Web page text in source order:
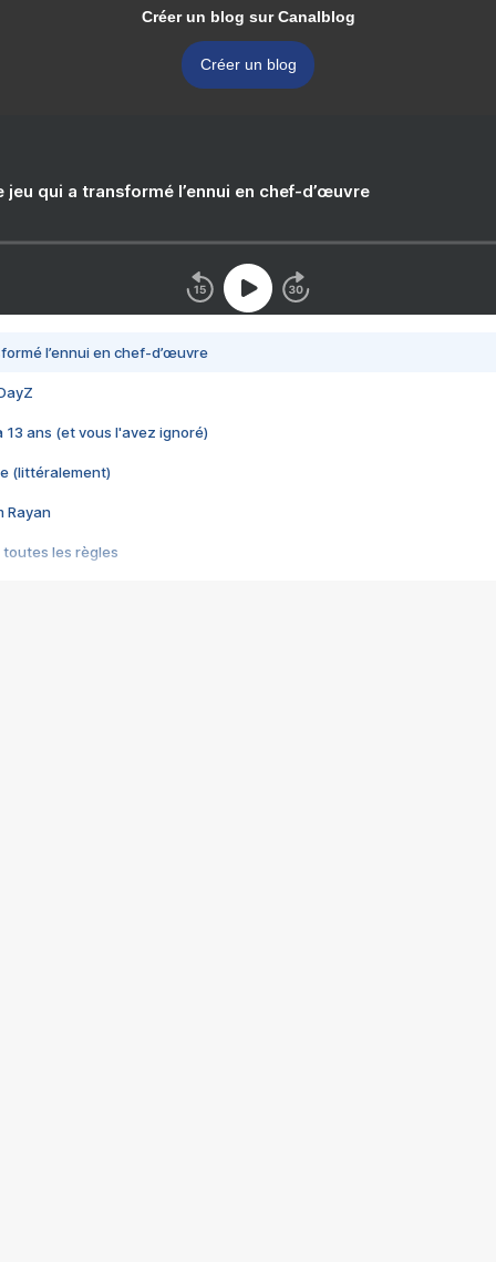
Créer un blog sur Canalblog
Créer un blog
jeu qui a transformé l’ennui en chef-d’œuvre
l’ennui en chef-d’œuvre
13 ans (et vous l'avez ignoré)
(littéralement)
Rayan
toutes les règles